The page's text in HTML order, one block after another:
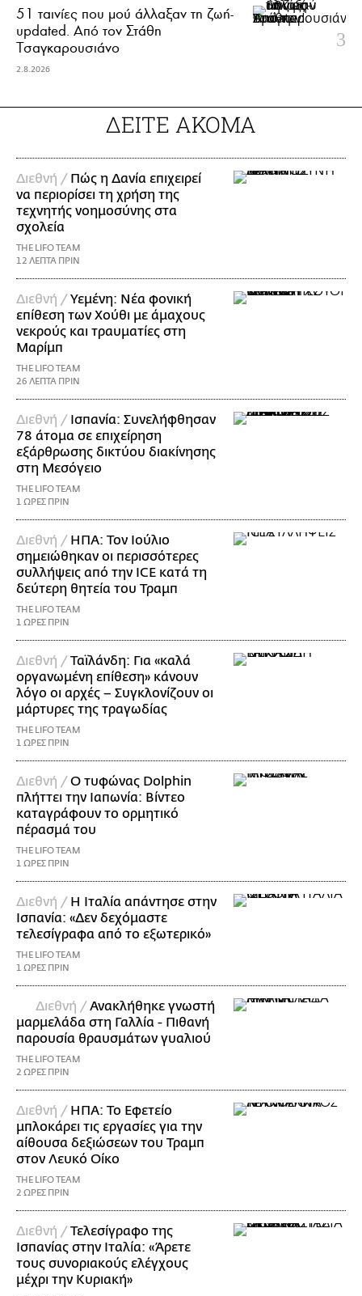
51 ταινίες που μού άλλαξαν τη ζωή-
updated. Aπό τον Στάθη
Τσαγκαρουσιάνο
2.8.2026
ΔΕΙΤΕ ΑΚΟΜΑ
Διεθνή / Πώς η Δανία επιχειρεί
να περιορίσει τη χρήση της
τεχνητής νοημοσύνης στα
σχολεία
THE LIFO TEAM
12 ΛΕΠΤΑ ΠΡΙΝ
Διεθνή /Υεμένη: Νέα φονική
επίθεση των Χούθι με άμαχους
νεκρούς και τραυματίες στη
Μαρίμπ
THE LIFO TEAM
26 ΛΕΠΤΑ ΠΡΙΝ
Διεθνή / Ισπανία: Συνελήφθησαν
78 άτομα σε επιχείρηση
εξάρθρωσης δικτύου διακίνησης
στη Μεσόγειο
THE LIFO TEAM
1 ΩΡΕΣ ΠΡΙΝ
Διεθνή / ΗΠΑ: Τον Ιούλιο
σημειώθηκαν οι περισσότερες
συλλήψεις από την ICE κατά τη
δεύτερη θητεία του Τραμπ
THE LIFO TEAM
1 ΩΡΕΣ ΠΡΙΝ
Διεθνή /Ταϊλάνδη: Για «καλά
οργανωμένη επίθεση» κάνουν
λόγο οι αρχές – Συγκλονίζουν οι
μάρτυρες της τραγωδίας
THE LIFO TEAM
1 ΩΡΕΣ ΠΡΙΝ
Διεθνή /Ο τυφώνας Dolphin
πλήττει την Ιαπωνία: Βίντεο
καταγράφουν το ορμητικό
πέρασμά του
THE LIFO TEAM
1 ΩΡΕΣ ΠΡΙΝ
Διεθνή / Η Ιταλία απάντησε στην
Ισπανία: «Δεν δεχόμαστε
τελεσίγραφα από το εξωτερικό»
THE LIFO TEAM
1 ΩΡΕΣ ΠΡΙΝ
Διεθνή /Ανακλήθηκε γνωστή
μαρμελάδα στη Γαλλία - Πιθανή
παρουσία θραυσμάτων γυαλιού
THE LIFO TEAM
2 ΩΡΕΣ ΠΡΙΝ
Διεθνή / ΗΠΑ: Το Εφετείο
μπλοκάρει τις εργασίες για την
αίθουσα δεξιώσεων του Τραμπ
στον Λευκό Οίκο
THE LIFO TEAM
2 ΩΡΕΣ ΠΡΙΝ
Διεθνή /Τελεσίγραφο της
Ισπανίας στην Ιταλία: «Άρετε
τους συνοριακούς ελέγχους
μέχρι την Κυριακή»